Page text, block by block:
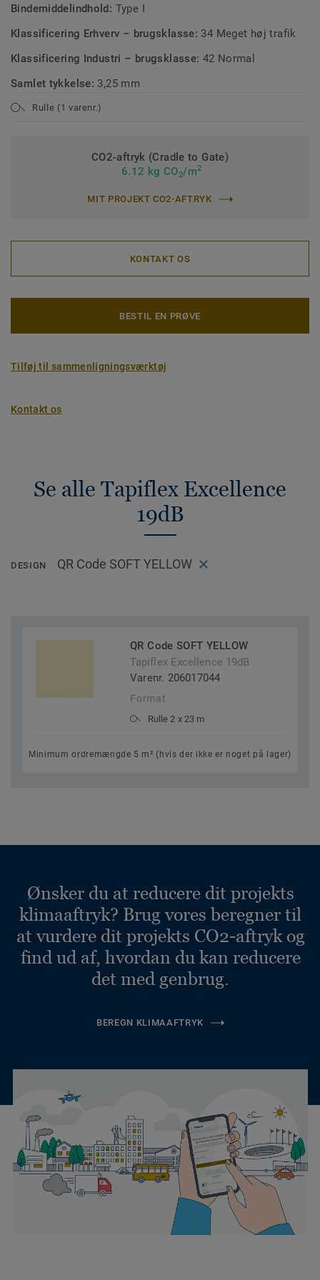
Bindemiddelindhold: Type I
Klassificering Erhverv – brugsklasse: 34 Meget høj trafik
Klassificering Industri – brugsklasse: 42 Normal
Samlet tykkelse: 3,25 mm
Rulle (1 varenr.)
CO2-aftryk (Cradle to Gate)
6.12 kg CO2/m2
MIT PROJEKT CO2-AFTRYK
KONTAKT OS
BESTIL EN PRØVE
Tilføj til sammenligningsværktøj
Kontakt os
Se alle Tapiflex Excellence
19dB
DESIGN QR Code SOFT YELLOW
QR Code SOFT YELLOW
Tapiflex Excellence 19dB
Varenr. 206017044
Format
Rulle 2 x 23 m
Minimum ordremængde 5 m² (hvis der ikke er noget på lager)
Ønsker du at reducere dit projekts
klimaaftryk? Brug vores beregner til
at vurdere dit projekts CO2-aftryk og
find ud af, hvordan du kan reducere
det med genbrug.
BEREGN KLIMAAFTRYK